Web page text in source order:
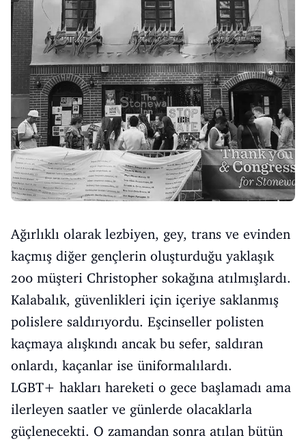
Ağırlıklı olarak lezbiyen, gey, trans ve evinden
kaçmış diğer gençlerin oluşturduğu yaklaşık
200 müşteri Christopher sokağına atılmışlardı.
Kalabalık, güvenlikleri için içeriye saklanmış
polislere saldırıyordu. Eşcinseller polisten
kaçmaya alışkındı ancak bu sefer, saldıran
onlardı, kaçanlar ise üniformalılardı.
LGBT+ hakları hareketi o gece başlamadı ama
ilerleyen saatler ve günlerde olacaklarla
güçlenecekti. O zamandan sonra atılan bütün